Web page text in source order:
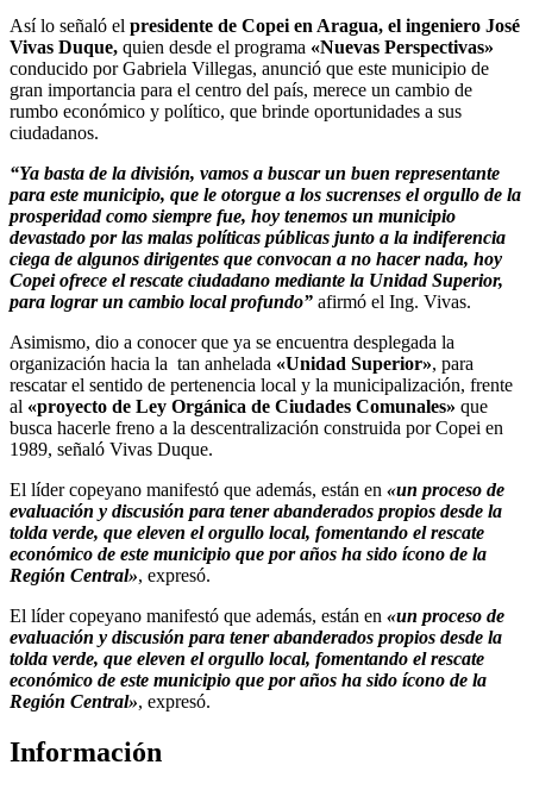
Así lo señaló el presidente de Copei en Aragua, el ingeniero José
Vivas Duque, quien desde el programa «Nuevas Perspectivas»
conducido por Gabriela Villegas, anunció que este municipio de
gran importancia para el centro del país, merece un cambio de
rumbo económico y político, que brinde oportunidades a sus
ciudadanos.
“Ya basta de la división, vamos a buscar un buen representante
para este municipio, que le otorgue a los sucrenses el orgullo de la
prosperidad como siempre fue, hoy tenemos un municipio
devastado por las malas políticas públicas junto a la indiferencia
ciega de algunos dirigentes que convocan a no hacer nada, hoy
Copei ofrece el rescate ciudadano mediante la Unidad Superior,
para lograr un cambio local profundo” afirmó el Ing. Vivas.
Asimismo, dio a conocer que ya se encuentra desplegada la
organización hacia la tan anhelada «Unidad Superior», para
rescatar el sentido de pertenencia local y la municipalización, frente
al «proyecto de Ley Orgánica de Ciudades Comunales» que
busca hacerle freno a la descentralización construida por Copei en
1989, señaló Vivas Duque.
El líder copeyano manifestó que además, están en «un proceso de
evaluación y discusión para tener abanderados propios desde la
tolda verde, que eleven el orgullo local, fomentando el rescate
económico de este municipio que por años ha sido ícono de la
Región Central», expresó.
El líder copeyano manifestó que además, están en «un proceso de
evaluación y discusión para tener abanderados propios desde la
tolda verde, que eleven el orgullo local, fomentando el rescate
económico de este municipio que por años ha sido ícono de la
Región Central», expresó.
Información